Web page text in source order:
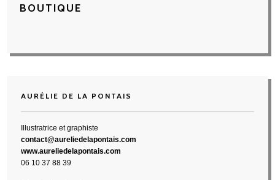
BOUTIQUE
AURÉLIE DE LA PONTAIS
Illustratrice et graphiste
contact@aureliedelapontais.com
www.aureliedelapontais.com
06 10 37 88 39